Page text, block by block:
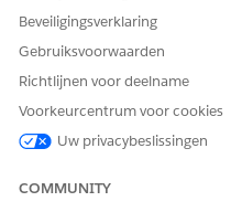
Back-uplevering van
Reservekopie van
Synchronisatie van
gesprek met de
Beveiligingsverklaring
Gebruiksvoorwaarden
Richtlijnen voor deelname
Voorkeurcentrum voor cookies
Uw privacybeslissingen
COMMUNITY